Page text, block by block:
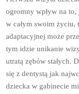
ogromny wpływ na to,
w całym swoim życiu,
adaptacyjnej może
tym idzie unikanie
utratą zębów stałych.
się z dentystą jak
dziecka w gabinecie